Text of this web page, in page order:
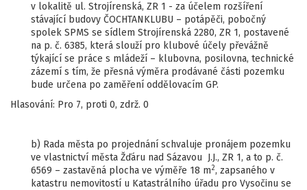
v lokalitě ul. Strojírenská, ZR 1 - za účelem rozšíření
stávající budovy ČOCHTANKLUBU – potápěči, pobočný
spolek SPMS se sídlem Strojírenská 2280, ZR 1, postavené
na p. č. 6385, která slouží pro klubové účely převážně
týkající se práce s mládeží – klubovna, posilovna, technické
zázemí s tím, že přesná výměra prodávané části pozemku
bude určena po zaměření oddělovacím GP.
Hlasování: Pro 7, proti 0, zdrž. 0
b) Rada města po projednání schvaluje pronájem pozemku
ve vlastnictví města Žďáru nad Sázavou J.J., ZR 1, a to p. č.
6569 – zastavěná plocha ve výměře 18 m2, zapsaného v
katastru nemovitostí u Katastrálního úřadu pro Vysočinu se